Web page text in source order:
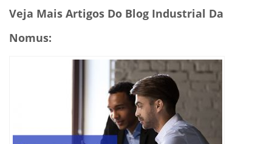
Veja Mais Artigos Do Blog Industrial Da
Nomus: